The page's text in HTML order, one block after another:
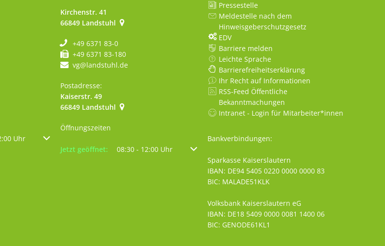
oder Schließzeiten auszublenden
Uhr Von 08:00 bis 12:00 Uhr
Kirchenstr. 41
66849 Landstuhl
+49 6371 83-0
+49 6371 83-180
vg@landstuhl.de
Postadresse:
Kaiserstr. 49
66849 Landstuhl
Öffnungszeiten
Klicken, um weitere Öffnungs- oder Schließzeiten auszublenden
Jetzt geöffnet: 08:30 - 12:00 Uhr Von 08:30 bis 12:00 Uhr
Pressestelle
Meldestelle nach dem
Hinweisgeberschutzgesetz
EDV
Barriere melden
Leichte Sprache
Barrierefreiheitserklärung
Ihr Recht auf Informationen
RSS-Feed Öffentliche
Bekanntmachungen
Intranet - Login für Mitarbeiter*innen
Bankverbindungen:
Sparkasse Kaiserslautern
IBAN: DE94 5405 0220 0000 0000 83
BIC: MALADE51KLK
Volksbank Kaiserslautern eG
IBAN: DE18 5409 0000 0081 1400 06
BIC: GENODE61KL1